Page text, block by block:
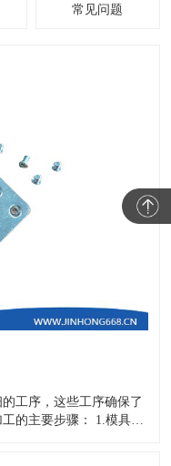
常见问题
工序，这些工序确保了
步骤： 1.模具设